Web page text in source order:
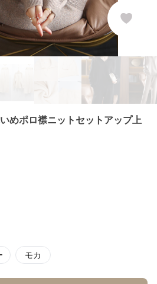
めポロ襟ニットセットアップ上
モカ